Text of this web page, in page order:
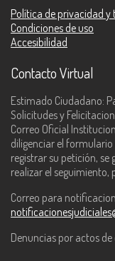
Política de privacidad
Condiciones de uso
Accesibilidad
Contacto Virtual
Estimado Ciudadano:
Solicitudes y
Correo Oficial
diligenciar el formulario
registrar su petición,
realizar el seguimiento,
Correo para
Denuncias por actos